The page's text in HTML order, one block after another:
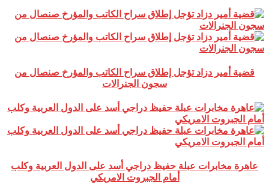
قضية أمير دزاد تؤجل إطلاق سراح الكاتب والمؤرخ صنصال من
سجون الجنرالات
عاهرة مخابرات عبلة حفيظ دراجي أسد على الدول العربية وكلب
أمام الجبروت الامريكي